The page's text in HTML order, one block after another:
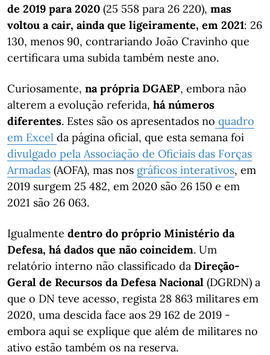
de 2019 para 2020 (25 558 para 26 220), mas
voltou a cair, ainda que ligeiramente, em 2021: 26
130, menos 90, contrariando João Cravinho que
certificara uma subida também neste ano.
Curiosamente, na própria DGAEP, embora não
alterem a evolução referida, há números
diferentes. Estes são os apresentados no quadro
em Excel da página oficial, que esta semana foi
divulgado pela Associação de Oficiais das Forças
Armadas (AOFA), mas nos gráficos interativos, em
2019 surgem 25 482, em 2020 são 26 150 e em
2021 são 26 063.
Igualmente dentro do próprio Ministério da
Defesa, há dados que não coincidem. Um
relatório interno não classificado da Direção-
Geral de Recursos da Defesa Nacional (DGRDN) a
que o DN teve acesso, regista 28 863 militares em
2020, uma descida face aos 29 162 de 2019 -
embora aqui se explique que além de militares no
ativo estão também os na reserva.